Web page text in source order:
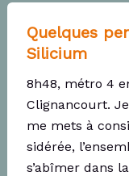
Quelques
Silicium
8h48, métro 4
Clignancourt.
me mets à
sidérée,
s’abîmer dans